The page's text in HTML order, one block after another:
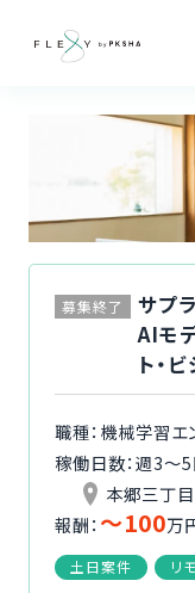
職種から案件を
よくある質問
福利厚生
ご利用者様の声
ご利用の流れ
募集終了
サプ
AIモ
ト・
職種：機械学習エ
稼働日数：週3〜
本郷三丁目
報酬： 〜100万
土日案件 リ